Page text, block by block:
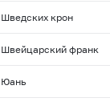
Шведских крон
Швейцарский франк
Юань